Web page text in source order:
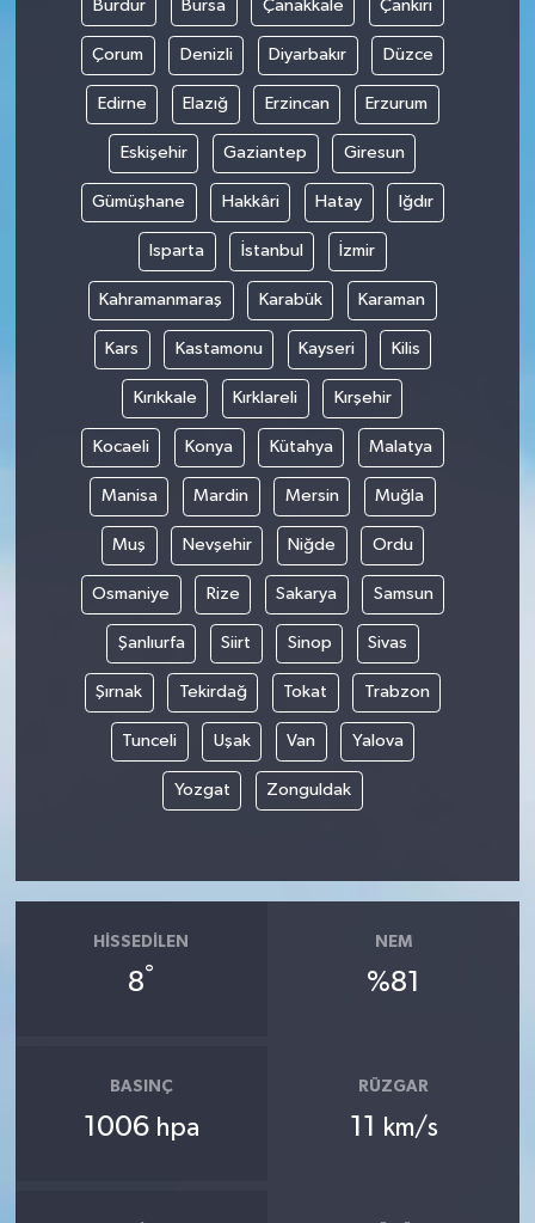
Burdur Bursa Çanakkale Çankırı
Çorum Denizli Diyarbakır Düzce
Edirne Elazığ Erzincan Erzurum
Eskişehir Gaziantep Giresun
Gümüşhane Hakkâri Hatay Iğdır
Isparta İstanbul İzmir
Kahramanmaraş Karabük Karaman
Kars Kastamonu Kayseri Kilis
Kırıkkale Kırklareli Kırşehir
Kocaeli Konya Kütahya Malatya
Manisa Mardin Mersin Muğla
Muş Nevşehir Niğde Ordu
Osmaniye Rize Sakarya Samsun
Şanlıurfa Siirt Sinop Sivas
Şırnak Tekirdağ Tokat Trabzon
Tunceli Uşak Van Yalova
Yozgat Zonguldak
HISSEDILEN
8°
NEM
%81
BASINÇ
1006 hpa
RÜZGAR
11 km/s